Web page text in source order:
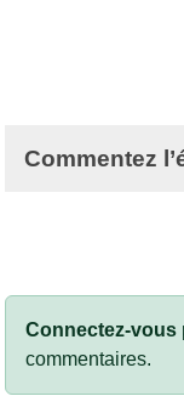
Commentez
Connectez-vous
commentaires.